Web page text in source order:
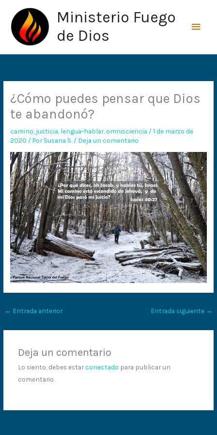
contenido
Ministerio Fuego
de Dios
¿Cómo puedes pensar que Dios
te abandonó?
camino justicia lengua-hablar,omnisciencia /1 de marzo de
2020 / PorSusana S. / Deja un comentario
← Entrada anterior Entrada siguiente →
Deja un comentario
Lo siento, debes estarconectado para publicar un
comentario.